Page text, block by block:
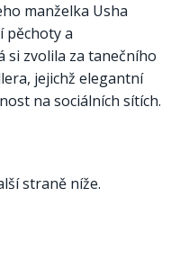
manželka Usha
pěchoty a
si zvolila za tanečního
jejichž elegantní
na sociálních sítích.
straně níže.